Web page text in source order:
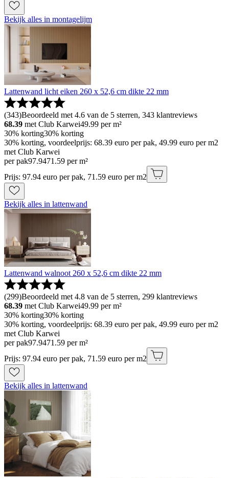
Bekijk alles in montagelijm
Lattenwand licht eiken 260 x 52,6 cm dikte 22 mm
(343)Beoordeeld met 4.6 van de 5 sterren, 343 klantreviews
68.39 met Club Karwei49.99 per m²
30% korting30% korting
30% korting, voordeelprijs: 68.39 euro per pak, 49.99 euro per m2
met Club Karwei
per pak97.9471.59 per m²
Prijs: 97.94 euro per pak, 71.59 euro per m2
Bekijk alles in lattenwand
Lattenwand walnoot 260 x 52,6 cm dikte 22 mm
(299)Beoordeeld met 4.8 van de 5 sterren, 299 klantreviews
68.39 met Club Karwei49.99 per m²
30% korting30% korting
30% korting, voordeelprijs: 68.39 euro per pak, 49.99 euro per m2
met Club Karwei
per pak97.9471.59 per m²
Prijs: 97.94 euro per pak, 71.59 euro per m2
Bekijk alles in lattenwand